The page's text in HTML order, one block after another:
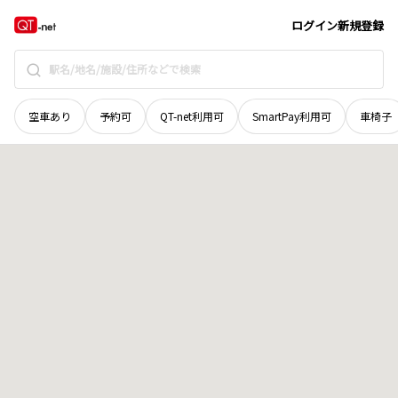
ログイン新規登録
空車あり 予約可 QT-net利用可 SmartPay利用可 車椅子
島根県